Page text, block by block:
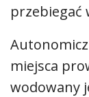
przebiegać
miejsca
wodowany